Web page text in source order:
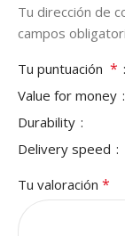
Tu dirección de
campos
Tu puntuación *
Value for money
Durability
Delivery speed
Tu valoración *